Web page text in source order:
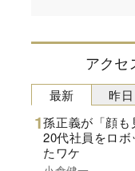
アクセ
最新
孫正義が「顔も
20代社員をロ
たワケ
昨日